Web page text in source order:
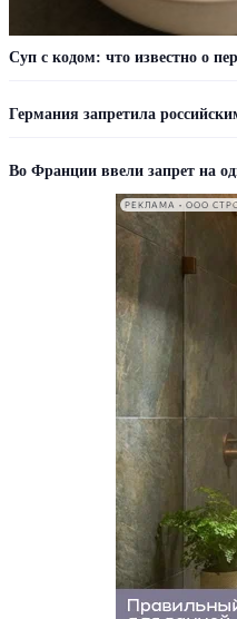
Суп с кодом: что известно о
Германия запретила
Во Франции ввели запрет на